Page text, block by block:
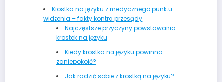
Krostka na języku z medycznego punktu
widzenia – fakty kontra przesądy
Najczęstsze przyczyny powstawania
krostek na języku
Kiedy krostka na języku powinna
zaniepokoić?
Jak radzić sobie z krostką na języku?